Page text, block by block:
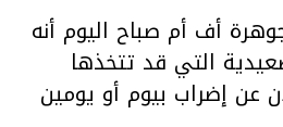
أف أم صباح اليوم أنه
التي قد تتخذها
عن إضراب بيوم أو يومين